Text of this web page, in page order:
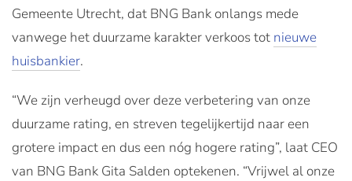
Gemeente Utrecht, dat BNG Bank onlangs mede
vanwege het duurzame karakter verkoos tot nieuwe
huisbankier.
“We zijn verheugd over deze verbetering van onze
duurzame rating, en streven tegelijkertijd naar een
grotere impact en dus een nóg hogere rating”, laat CEO
van BNG Bank Gita Salden optekenen. “Vrijwel al onze